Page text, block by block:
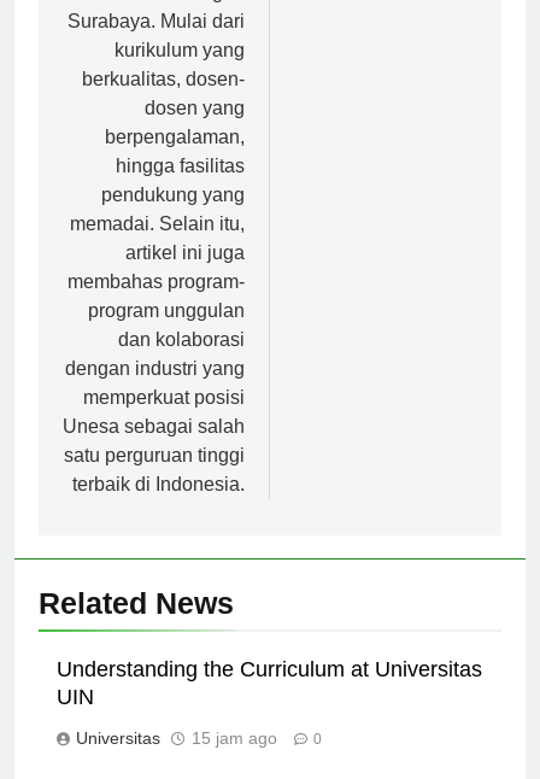
Surabaya. Mulai dari
kurikulum yang
berkualitas, dosen-
dosen yang
berpengalaman,
hingga fasilitas
pendukung yang
memadai. Selain itu,
artikel ini juga
membahas program-
program unggulan
dan kolaborasi
dengan industri yang
memperkuat posisi
Unesa sebagai salah
satu perguruan tinggi
terbaik di Indonesia.
Related News
Understanding the Curriculum at Universitas
UIN
Universitas 15 jam ago 0